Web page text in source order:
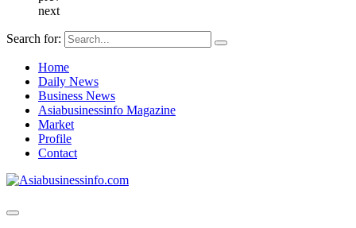
next
Search for:
Home
Daily News
Business News
Asiabusinessinfo Magazine
Market
Profile
Contact